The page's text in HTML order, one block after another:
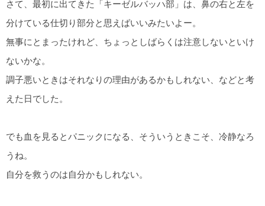
さて、最初に出てきた「キーゼルバッハ部」は、鼻の右と左を
分けている仕切り部分と思えばいいみたいよー。
無事にとまったけれど、ちょっとしばらくは注意しないといけ
ないかな。
調子悪いときはそれなりの理由があるかもしれない、などと考
えた日でした。
でも血を見るとパニックになる、そういうときこそ、冷静なろ
うね。
自分を救うのは自分かもしれない。